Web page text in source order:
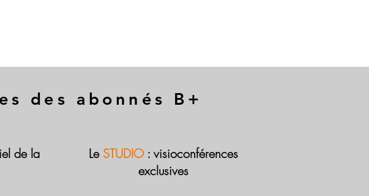
des abonnés B+
de la
Le STUDIO : visioconférences
exclusives